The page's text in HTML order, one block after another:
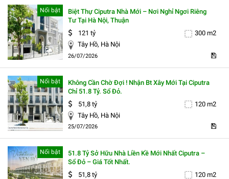
5
Nổi bật
Biệt Thự Ciputra Nhà Mới – Nơi Nghỉ Ngơi Riêng
Tư Tại Hà Nội, Thuận
121 tỷ
300 m2
Tây Hồ, Hà Nội
26/07/2026
5
Nổi bật
Không Cần Chờ Đợi ! Nhận Bt Xây Mới Tại Ciputra
Chỉ 51.8 Tỷ. Sổ Đỏ.
51,8 tỷ
120 m2
Tây Hồ, Hà Nội
25/07/2026
Nổi bật
51.8 Tỷ Sở Hữu Nhà Liền Kề Mới Nhất Ciputra –
Sổ Đỏ – Giá Tốt Nhất.
51,8 tỷ
120 m2